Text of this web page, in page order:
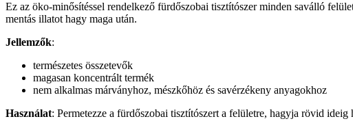
Ez az öko-minősítéssel rendelkező fürdőszobai tisztítószer minden saválló
mentás illatot hagy maga után.
Jellemzők:
természetes összetevők
magasan koncentrált termék
nem alkalmas márványhoz, mészkőhöz és savérzékeny anyagokhoz
Használat: Permetezze a fürdőszobai tisztítószert a felületre, hagyja rövid ideig